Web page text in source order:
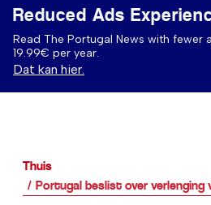
Reduced Ads
Read The Portugal News with fewer
19.99€ per year.
Dat kan hier.
Thuis
Portugal beslist over